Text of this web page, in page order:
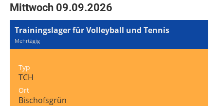
Mittwoch 09.09.2026
Trainingslager für Volleyball und Tennis
Mehrtägig
Typ
TCH
Ort
Bischofsgrün